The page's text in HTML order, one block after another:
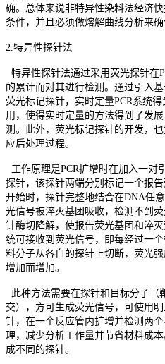
确。总体来说非特异性染料法经济
条件，并且必须做熔解曲线分析来确
2.特异性探针法
特异性探针法通过采用荧光探针在
的累计而对其进行检测。通过引入
荧光标记探针，实时定量PCR系统
用，使得实时定量的方法得到了发
测。此外，荧光标记探针的开发，
应后处理过程。
工作原理是PCR扩增时在加入一对
探针，该探针两端分别标记一个报
开始时，探针完整地结合在DNA任
光信号被淬灭基团吸收，检测不到
针酶切降解，使报告荧光基团和淬
统可接收到荧光信号，即每经过一
料分子从各自的探针上切断，荧光
增加而增加。
此种方法需要在探针和目标分子（
交），方可生成荧光信号，可使用
针，在一个反应管内扩增并检测两
理，减少分析工作量并节省材料成
成不同的探针。